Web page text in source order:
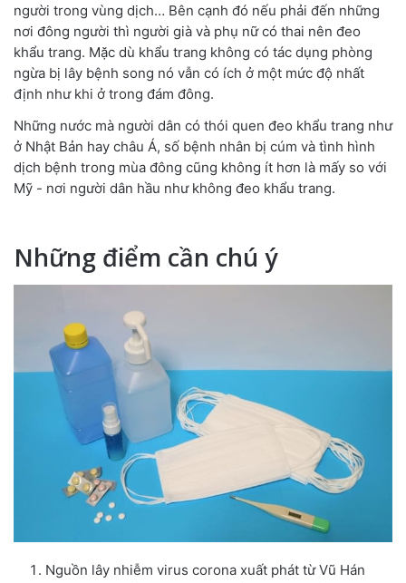
người trong vùng dịch… Bên cạnh đó nếu phải đến những
nơi đông người thì người già và phụ nữ có thai nên đeo
khẩu trang. Mặc dù khẩu trang không có tác dụng phòng
ngừa bị lây bệnh song nó vẫn có ích ở một mức độ nhất
định như khi ở trong đám đông.
Những nước mà người dân có thói quen đeo khẩu trang như
ở Nhật Bản hay châu Á, số bệnh nhân bị cúm và tình hình
dịch bệnh trong mùa đông cũng không ít hơn là mấy so với
Mỹ - nơi người dân hầu như không đeo khẩu trang.
Những điểm cần chú ý
Nguồn lây nhiễm virus corona xuất phát từ Vũ Hán